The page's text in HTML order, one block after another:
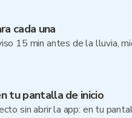
cada una
15 min antes de la lluvia,
tu pantalla de inicio
sin abrir la app: en tu